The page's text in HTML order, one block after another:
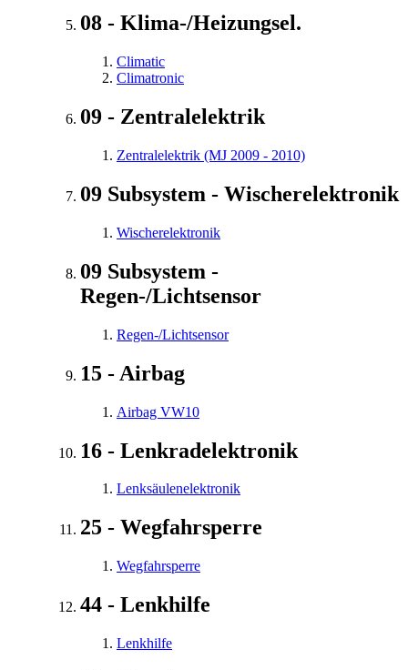
08 - Klima-/Heizungsel.
Climatic
Climatronic
09 - Zentralelektrik
Zentralelektrik (MJ 2009 - 2010)
09 Subsystem - Wischerelektronik
Wischerelektronik
09 Subsystem -
Regen-/Lichtsensor
Regen-/Lichtsensor
15 - Airbag
Airbag VW10
16 - Lenkradelektronik
Lenksäulenelektronik
25 - Wegfahrsperre
Wegfahrsperre
44 - Lenkhilfe
Lenkhilfe